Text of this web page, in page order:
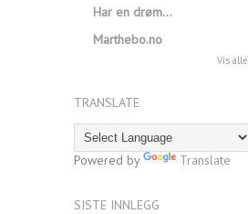
Har en drøm…
Marthebo.no
Vis alle
TRANSLATE
Powered by Translate
SISTE INNLEGG